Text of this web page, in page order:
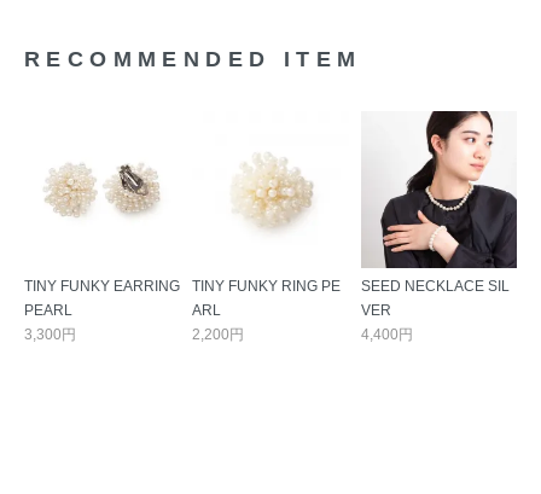
RECOMMENDED ITEM
TINY FUNKY EARRING
PEARL
3,300円
TINY FUNKY RING PE
ARL
2,200円
SEED NECKLACE SIL
VER
4,400円